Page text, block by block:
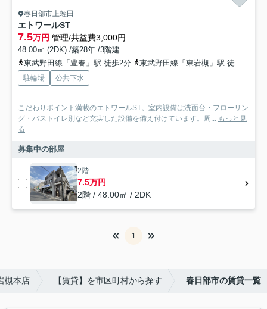
春日部市上蛭田
エトワールST
7.5万円 管理/共益費3,000円
48.00㎡ (2DK) /築28年 /3階建
東武野田線「豊春」駅 徒歩2分
東武野田線「東岩槻」駅 徒歩20分
駐輪場 公共下水
こだわりポイント満載のエトワールST。室内設備は洗面台・フローリン
グ・バストイレ別など充実した設備を備え付けています。周... もっと見
る
募集中の部屋
2階
7.5万円
2階 / 48.00㎡ / 2DK
1
槻本店 【賃貸】を市区町村から探す 春日部市の賃貸一覧